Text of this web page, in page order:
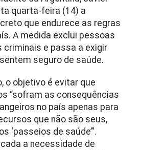
quarta-feira (14) a
que endurece as regras
A medida exclui pessoas
e passa a exigir
seguro de saúde.
o objetivo é evitar que
“sofram as consequências
no país apenas para
que não são seus,
‘passeios de saúde’”.
a necessidade de